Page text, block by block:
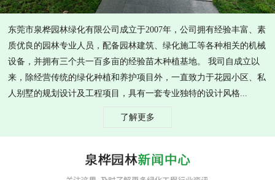
东莞市泉桦园林绿化有限公司成立于2007年，公司拥有经验丰富、素
质优良的园林专业人员，配备园林建筑、绿化施工等各种相关的机械
设备，并拥有三个共一百多亩的经验苗木种植基地。 我司自成立以
来，除经营传统的绿化种植和养护项目外，一直致力于花园小区、私
人别墅的规划设计及工程项目，具有一套专业独特的设计风格...
了解更多